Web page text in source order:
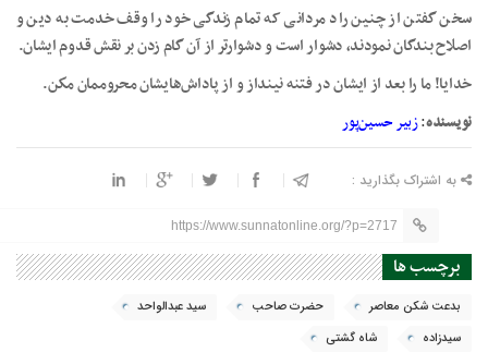
سخن گفتن از چنین راد مردانی که تمام زندگی خود را وقف خدمت به دین و
اصلاح بندگان نمودند، دشوار است و دشوار‌تر از آن گام زدن بر نقش قدوم ایشان.
خدایا! ما را بعد از ایشان در فتنه نینداز و از پاداش‌هایشان محروممان مكن.
نویسنده:زبیر حسین‌پور
به اشتراک بگذارید :
https://www.sunnatonline.org/?p=2717
برچسب ها
بدعت شکن معاصر حضرت صاحب
سید عبدالواحد
سیدزاده
شاه گشتی